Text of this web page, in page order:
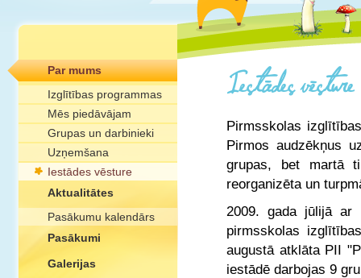
Par mums
Izglītības programmas
Mēs piedāvājam
Grupas un darbinieki
Uzņemšana
Iestādes vēsture
Aktualitātes
Pasākumu kalendārs
Pasākumi
Galerijas
Pirmsskolas
Pirmos audzēkņus
grupas, bet martā
reorganizēta un
2009. gada jūlijā ar
pirmsskolas
augustā atklāta PII
iestādē darbojas 9